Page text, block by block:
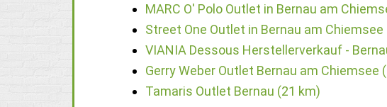
MARC O' Polo Outlet in Bernau am
Street One Outlet in Bernau am Chiemsee
VIANIA Dessous Herstellerverkauf -
Gerry Weber Outlet Bernau am Chiemsee
Tamaris Outlet Bernau (21 km)